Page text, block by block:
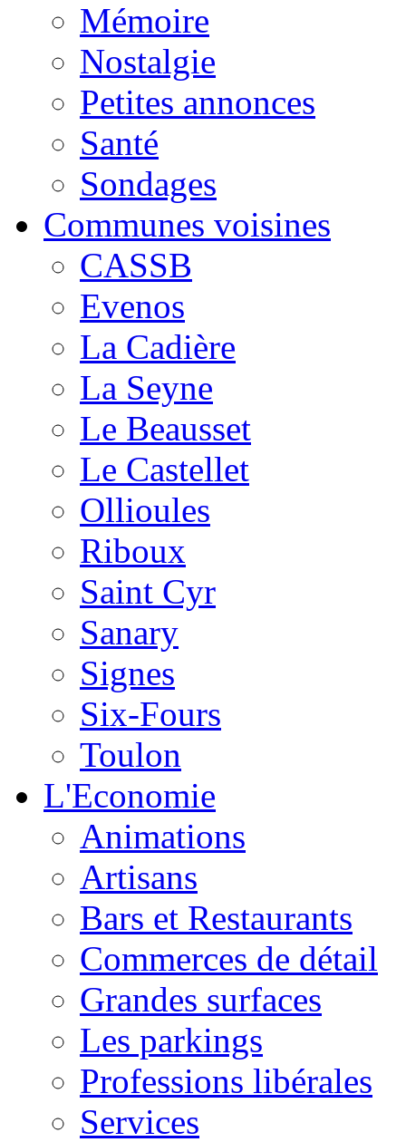
Mémoire
Nostalgie
Petites annonces
Santé
Sondages
Communes voisines
CASSB
Evenos
La Cadière
La Seyne
Le Beausset
Le Castellet
Ollioules
Riboux
Saint Cyr
Sanary
Signes
Six-Fours
Toulon
L'Economie
Animations
Artisans
Bars et Restaurants
Commerces de détail
Grandes surfaces
Les parkings
Professions libérales
Services